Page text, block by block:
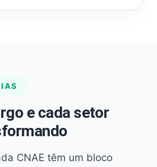
e cada setor
CNAE têm um bloco